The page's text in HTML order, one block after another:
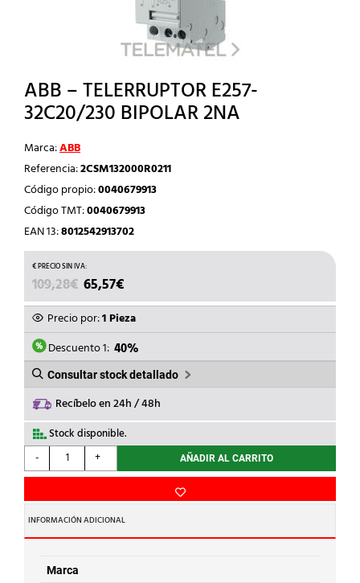
ABB – TELERRUPTOR E257-
32C20/230 BIPOLAR 2NA
Marca:ABB
Referencia:2CSM132000R0211
Código propio:0040679913
Código TMT:0040679913
EAN 13:8012542913702
109,28€ EL
PRECIO
ORIGINAL
ERA:
109,28€.
65,57€
PRECIO
ACTUAL
ES:
65,57€.
Precio por:1 Pieza
Descuento 1: 40%
Consultar stock detallado
Recíbelo en 24h / 48h
Stock disponible.
-
ABB
-
E257-
32C20/230
BIPOLAR
2NA
cantidad
+ AÑADIR AL CARRITO
INFORMACIÓN ADICIONAL
Marca